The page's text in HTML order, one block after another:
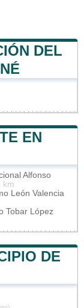
DEL
EN
Alfonso
km
León Valencia
Tobar López
DE